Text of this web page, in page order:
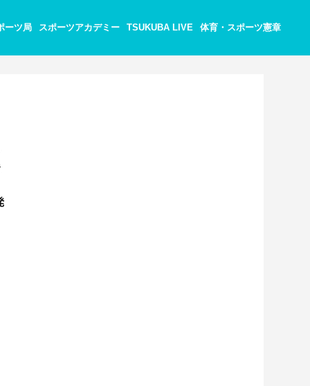
ーツ局 スポーツアカデミー TSUKUBA LIVE 体育・スポーツ憲章